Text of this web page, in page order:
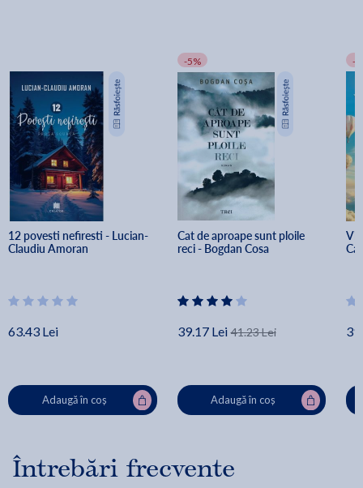
12 povesti nefiresti - Lucian-
Claudiu Amoran
63.43 Lei
Adaugă în coș
-5%
Cat de aproape sunt ploile
reci - Bogdan Cosa
39.17 Lei 41.23 Lei
Adaugă în coș
-
Întrebări frecvente